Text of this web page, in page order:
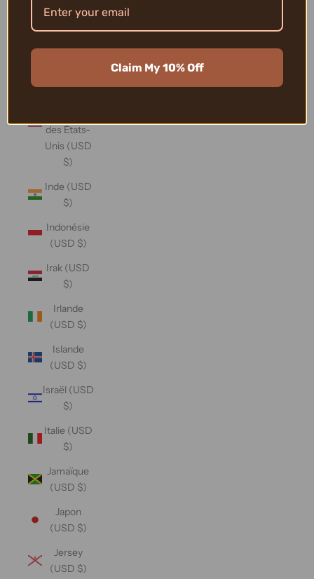
des États-
Unis (USD
$)
Inde (USD
$)
Indonésie
(USD $)
Irak (USD
$)
Irlande
(USD $)
Islande
(USD $)
Israël (USD
$)
Italie (USD
$)
Jamaïque
(USD $)
Japon
(USD $)
Jersey
(USD $)
Claim My 10% Off